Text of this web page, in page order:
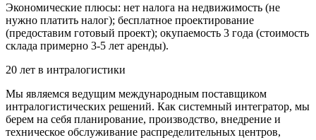
Экономические плюсы: нет налога на недвижимость (не
нужно платить налог); бесплатное проектирование
(предоставим готовый проект); окупаемость 3 года (стоимость
склада примерно 3-5 лет аренды).
20 лет в интралогистики
Мы являемся ведущим международным поставщиком
интралогистических решений. Как системный интегратор, мы
берем на себя планирование, производство, внедрение и
техническое обслуживание распределительных центров,